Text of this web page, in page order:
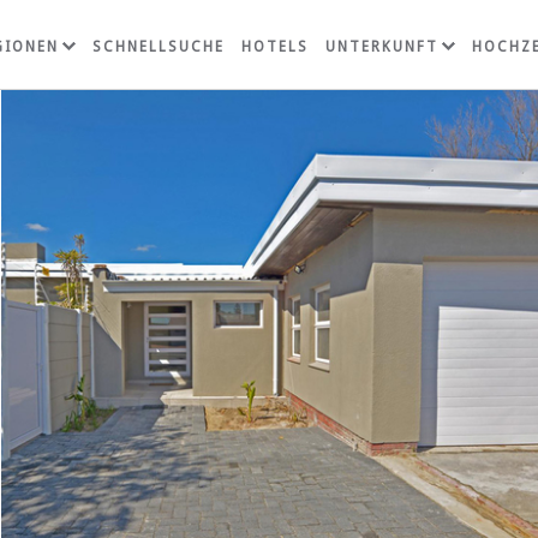
SCHNELLSUCHE HOTELS UNTERKUNFT